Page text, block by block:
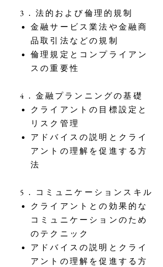
3．法的および倫理的規制
金融サービス業法や金融商
品取引法などの規制
倫理規定とコンプライアン
スの重要性
4．金融プランニングの基礎
クライアントの目標設定と
リスク管理
アドバイスの説明とクライ
アントの理解を促進する方
法
5．コミュニケーションスキル
クライアントとの効果的な
コミュニケーションのため
のテクニック
アドバイスの説明とクライ
アントの理解を促進する方